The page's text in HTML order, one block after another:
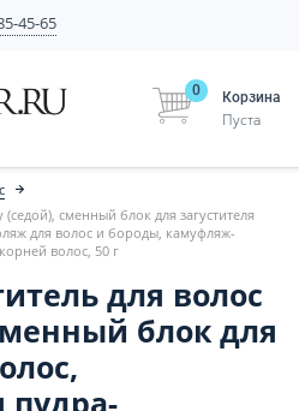
45-65
Корзина
0
Пуста
сменный блок для загустителя
для волос и бороды, камуфляж-
волос, 50 г
для волос
блок для